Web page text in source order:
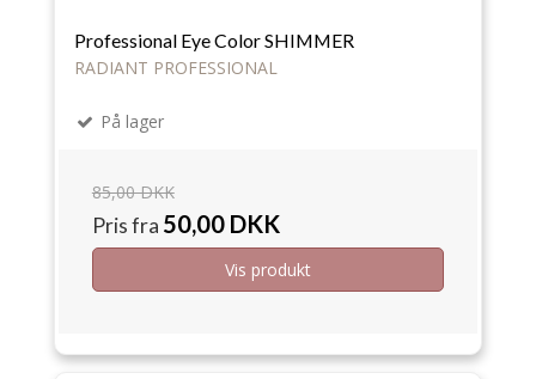
Professional Eye Color SHIMMER
RADIANT PROFESSIONAL
På lager
85,00 DKK
Pris fra 50,00 DKK
Vis produkt